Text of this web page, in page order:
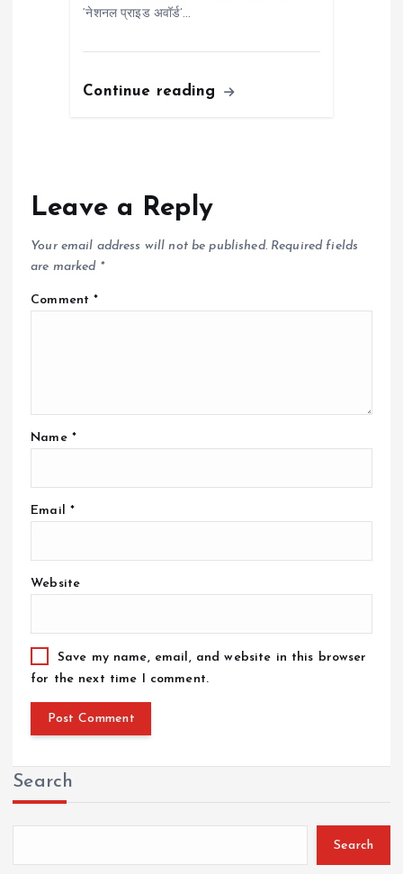
‘नेशनल प्राइड अवॉर्ड’…
Continue reading
Leave a Reply
Your email address will not be published. Required fields
are marked *
Comment*
Name *
Email *
Website
Save my name, email, and website in this browser
for the next time I comment.
Search
Search